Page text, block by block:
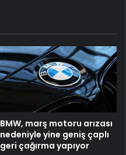
BMW, marş motoru arızası
nedeniyle yine geniş çaplı
geri çağırma yapıyor